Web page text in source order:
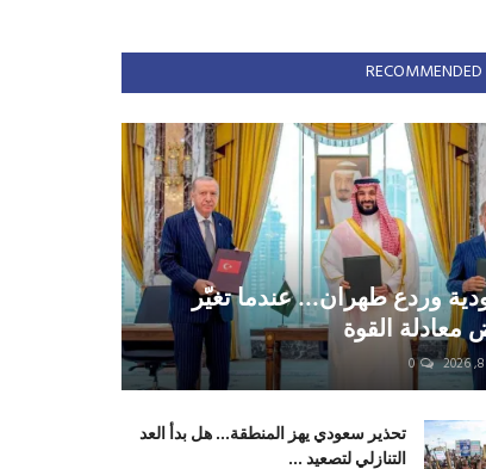
RECOMMENDED
وردع طهران... عندما تغيّر
معادلة القوة
0
تحذير سعودي يهز المنطقة... هل بدأ العد
التنازلي لتصعيد ...